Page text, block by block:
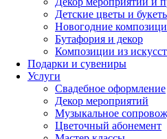
Детские цветы и
Новогодние
Бутафория и декор
Композиции из
Подарки и сувениры
Услуги
Свадебное оформление
Декор мероприятий
Музыкальное
Цветочный абонемент